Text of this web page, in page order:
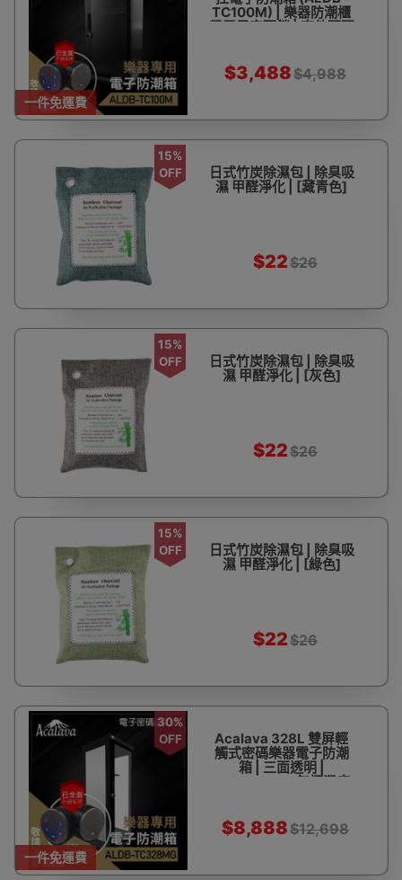
一件免運費
TC100M) | 樂器防潮櫃
帶電子密碼鎖 | 吉他琵琶
$3,488$4,988
15%
OFF
日式竹炭除濕包 | 除臭吸
濕 甲醛淨化 | [藏青色]
$22$26
15%
OFF
日式竹炭除濕包 | 除臭吸
濕 甲醛淨化 | [灰色]
$22$26
15%
OFF
日式竹炭除濕包 | 除臭吸
濕 甲醛淨化 | [綠色]
$22$26
一件免運費
30%
OFF
Acalava 328L 雙屏輕
觸式密碼樂器電子防潮
箱 | 三面透明 |
25%-70%RH無極濕度
$8,888$12,698